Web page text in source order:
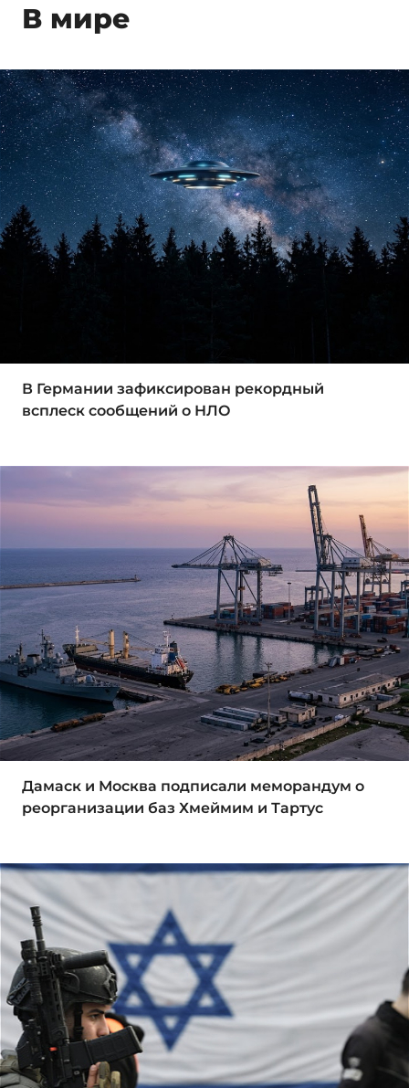
В мире
В Германии зафиксирован рекордный
всплеск сообщений о НЛО
Дамаск и Москва подписали меморандум о
реорганизации баз Хмеймим и Тартус